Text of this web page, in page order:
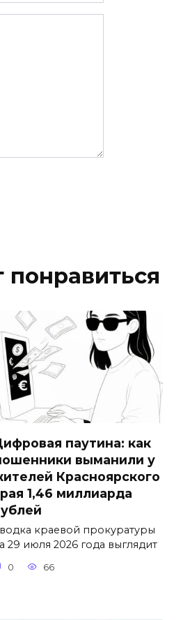
паутина: как
выманили у
Красноярского
1,46 миллиарда
краевой прокуратуры
29 июля 2026 года выглядит
0 66